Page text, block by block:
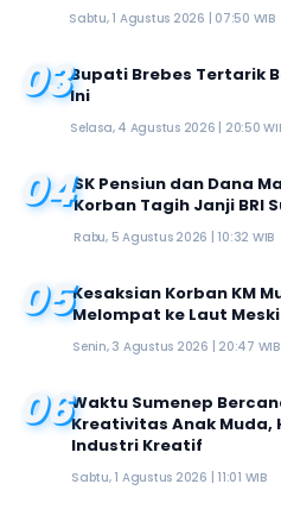
Sabtu, 1 Agustus 2026 | 07:50 WIB
03Bupati Brebes Tertarik
Ini
Selasa, 4 Agustus 2026 | 20:50
04SK Pensiun dan Dana
Korban Tagih Janji BRI
Rabu, 5 Agustus 2026 | 10:32 WIB
05Kesaksian Korban KM
Melompat ke Laut
Senin, 3 Agustus 2026 | 20:47 WIB
06Waktu Sumenep
Kreativitas Anak Muda,
Industri Kreatif
Sabtu, 1 Agustus 2026 | 11:01 WIB